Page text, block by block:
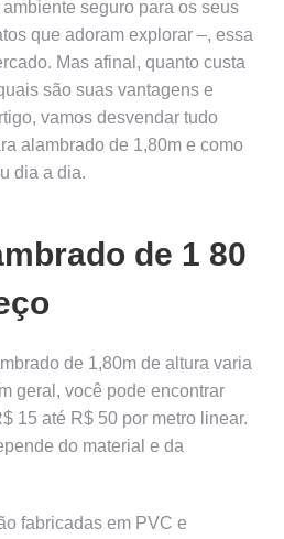
seguro para os seus
que adoram explorar –, essa
Mas afinal, quanto custa
são suas vantagens e
vamos desvendar tudo
alambrado de 1,80m e como
dia a dia.
de 1 80
de 1,80m de altura varia
geral, você pode encontrar
15 até R$ 50 por metro linear.
do material e da
fabricadas em PVC e